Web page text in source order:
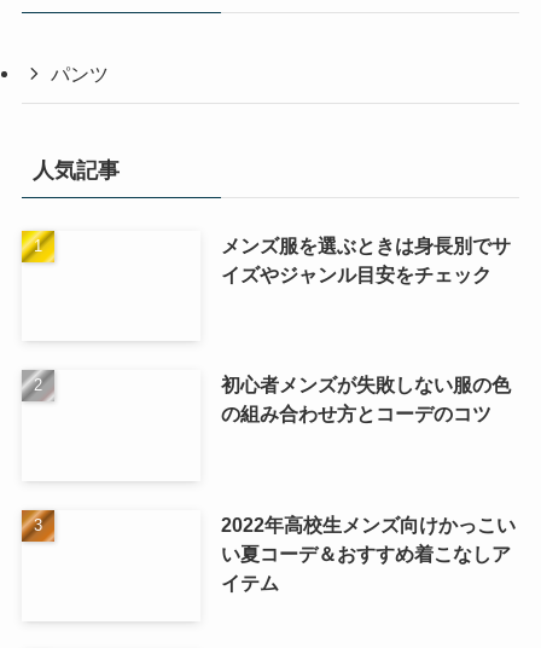
パンツ
人気記事
メンズ服を選ぶときは身長別でサ
イズやジャンル目安をチェック
初心者メンズが失敗しない服の色
の組み合わせ方とコーデのコツ
2022年高校生メンズ向けかっこい
い夏コーデ＆おすすめ着こなしア
イテム